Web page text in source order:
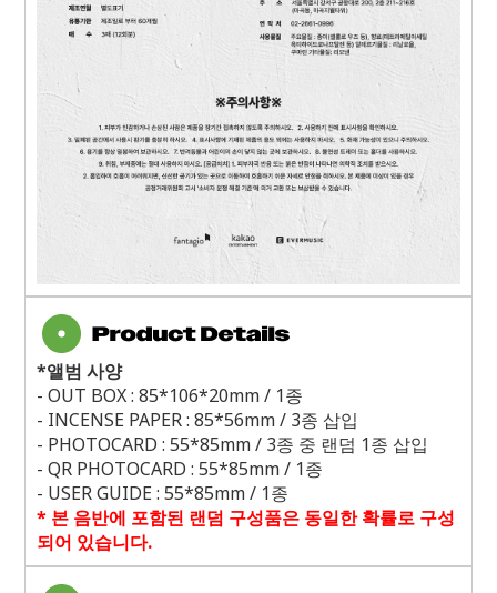
*앨범 사양
- OUT BOX : 85*106*20mm / 1종
- INCENSE PAPER : 85*56mm / 3종 삽입
- PHOTOCARD : 55*85mm / 3종 중 랜덤 1종 삽입
- QR PHOTOCARD : 55*85mm / 1종
- USER GUIDE : 55*85mm / 1종
* 본 음반에 포함된 랜덤 구성품은 동일한 확률로 구성
되어 있습니다.